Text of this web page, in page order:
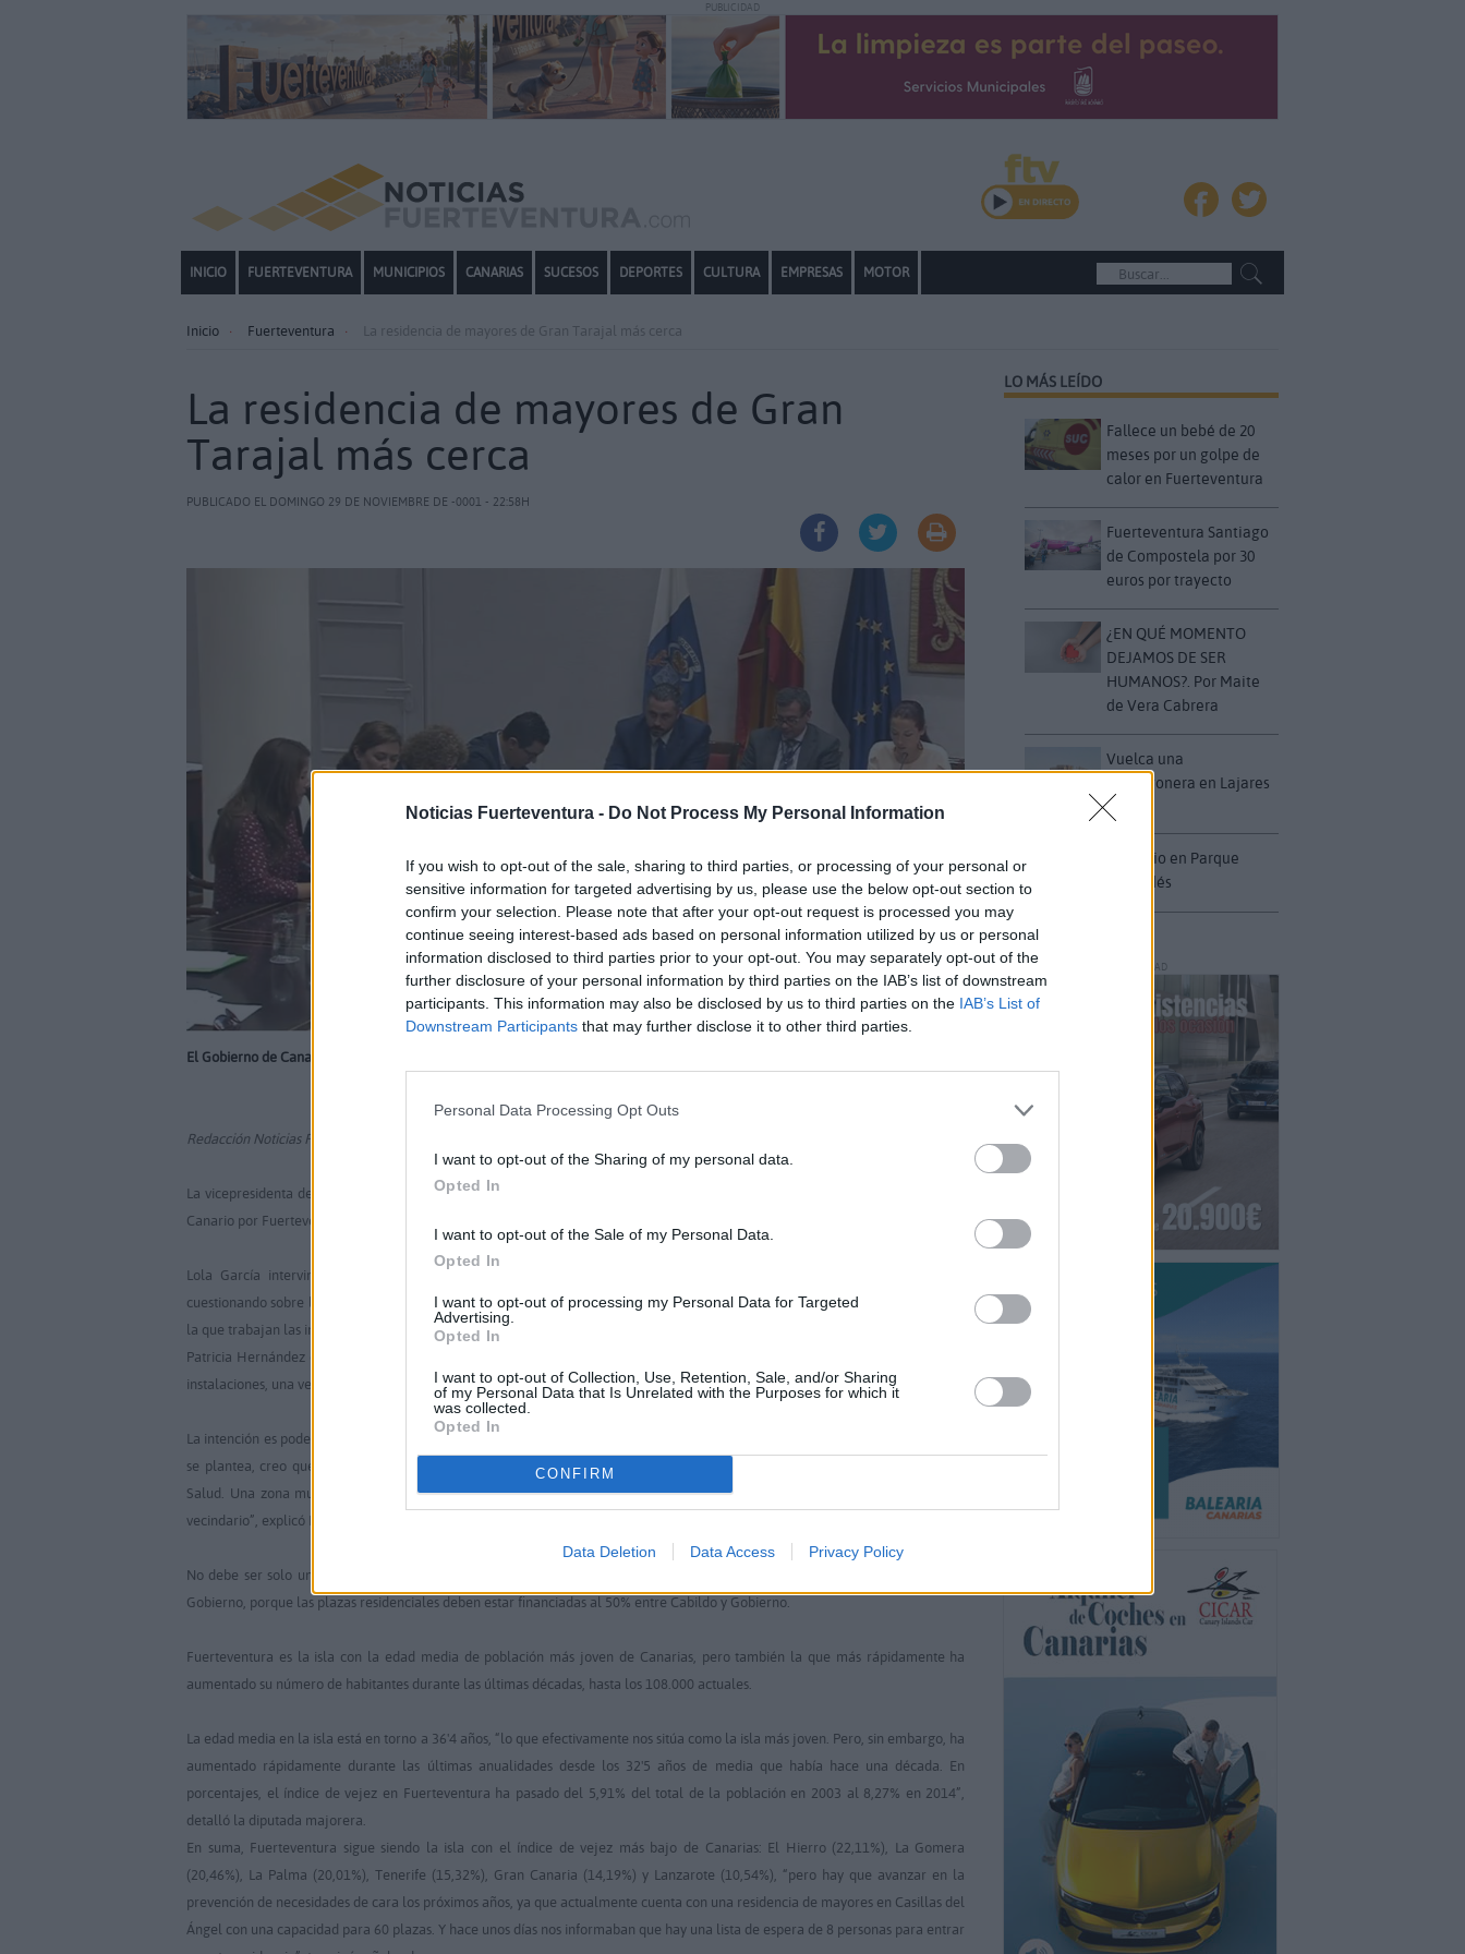
Noticias Fuerteventura - Do Not Process My Personal Information
If you wish to opt-out of the sale, sharing to third parties, or processing of your personal or
sensitive information for targeted advertising by us, please use the below opt-out section to
confirm your selection. Please note that after your opt-out request is processed you may
continue seeing interest-based ads based on personal information utilized by us or personal
information disclosed to third parties prior to your opt-out. You may separately opt-out of the
further disclosure of your personal information by third parties on the IAB’s list of downstream
participants. This information may also be disclosed by us to third parties on the IAB’s List of
Downstream Participants that may further disclose it to other third parties.
Personal Data Processing Opt Outs
I want to opt-out of the Sharing of my personal data.
Opted In
I want to opt-out of the Sale of my Personal Data.
Opted In
I want to opt-out of processing my Personal Data for Targeted
Advertising.
Opted In
I want to opt-out of Collection, Use, Retention, Sale, and/or Sharing
of my Personal Data that Is Unrelated with the Purposes for which it
was collected.
Opted In
CONFIRM
Data Deletion Data Access Privacy Policy
PUBLICIDAD
INICIO FUERTEVENTURA MUNICIPIOS CANARIAS SUCESOS DEPORTES CULTURA EMPRESAS MOTOR
Inicio Fuerteventura La residencia de mayores de Gran Tarajal más cerca
La residencia de mayores de Gran
Tarajal más cerca
PUBLICADO EL DOMINGO 29 DE NOVIEMBRE DE -0001 - 22:58H
El Gobierno de Canarias se compromete a participar en el desarrollo de la nueva Residencia de Mayores de Gran Tarajal
Redacción Noticias Fuerteventura
La vicepresidenta del Gobierno de Canarias, Patricia Hernández, se ha comprometido con la diputada del Grupo Nacionalista
Canario por Fuerteventura, Lola García, a colaborar en el desarrollo de la futura Residencia de Mayores de Gran Tarajal.
Lola García intervino esta mañana en el Comisión de Empleo, Políticas Sociales y Vivienda del Gobierno de Canarias
cuestionando sobre las previsiones de la Consejería en relación con la propuesta de Residencia de Mayores de Gran Tarajal en
la que trabajan las instituciones majoreras.
Patricia Hernández expuso la disponibilidad de su Consejería para conveniar los costes de las plazas con las que se doten las
instalaciones, una vez se tramite el correspondiente proyecto y se solicite la financiación.
La intención es poder acometer las obras en esta Legislatura. “Inicialmente se pensó en su edificación en El Aceitún, pero ahora
se plantea, creo que con acierto, trasladar su construcción a un solar ubicado en Gran Tarajal, en el entorno del Centro de
Salud. Una zona mucho más céntrica y de mejor acceso para que los residentes puedan convivir de forma cotidiana con el
vecindario”, explicó Lola García.
No debe ser solo una actuación de las instituciones locales, sino que se trata de establecer también una coordinación con el
Gobierno, porque las plazas residenciales deben estar financiadas al 50% entre Cabildo y Gobierno.
Fuerteventura es la isla con la edad media de población más joven de Canarias, pero también la que más rápidamente ha
aumentado su número de habitantes durante las últimas décadas, hasta los 108.000 actuales.
La edad media en la isla está en torno a 36'4 años, “lo que efectivamente nos sitúa como la isla más joven. Pero, sin embargo, ha
aumentado rápidamente durante las últimas anualidades desde los 32'5 años de media que había hace una década. En
porcentajes, el índice de vejez en Fuerteventura ha pasado del 5,91% del total de la población en 2003 al 8,27% en 2014”,
detalló la diputada majorera.
En suma, Fuerteventura sigue siendo la isla con el índice de vejez más bajo de Canarias: El Hierro (22,11%), La Gomera
(20,46%), La Palma (20,01%), Tenerife (15,32%), Gran Canaria (14,19%) y Lanzarote (10,54%), “pero hay que avanzar en la
prevención de necesidades de cara los próximos años, ya que actualmente cuenta con una residencia de mayores en Casillas del
Ángel con una capacidad para 60 plazas. Y hace unos días nos informaban que hay una lista de espera de 8 personas para entrar
LO MÁS LEÍDO
Fallece un bebé de 20
meses por un golpe de
calor en Fuerteventura
Fuerteventura Santiago
de Compostela por 30
euros por trayecto
¿EN QUÉ MOMENTO
DEJAMOS DE SER
HUMANOS?. Por Maite
de Vera Cabrera
Vuelca una
hormigonera en Lajares
Incendio en Parque
Holandés
PUBLICIDAD